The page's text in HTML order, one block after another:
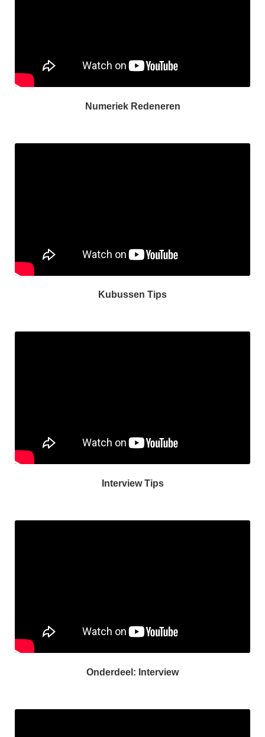
Numeriek Redeneren
Kubussen Tips
Interview Tips
Onderdeel: Interview